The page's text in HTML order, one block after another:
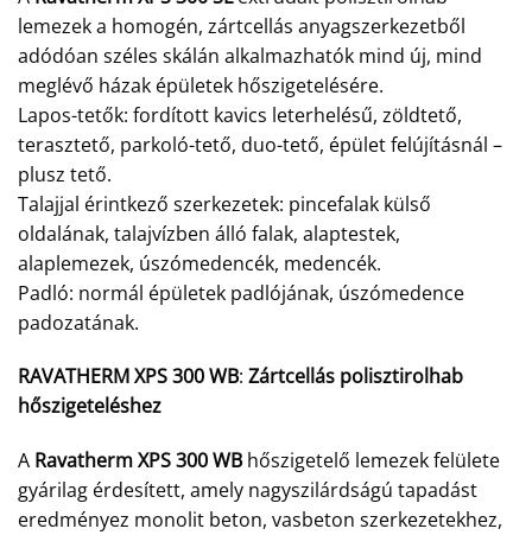
lemezek a homogén, zártcellás anyagszerkezetből
adódóan széles skálán alkalmazhatók mind új, mind
meglévő házak épületek hőszigetelésére.
Lapos-tetők: fordított kavics leterhelésű, zöldtető,
terasztető, parkoló-tető, duo-tető, épület felújításnál –
plusz tető.
Talajjal érintkező szerkezetek: pincefalak külső
oldalának, talajvízben álló falak, alaptestek,
alaplemezek, úszómedencék, medencék.
Padló: normál épületek padlójának, úszómedence
padozatának.
RAVATHERM XPS 300 WB: Zártcellás polisztirolhab
hőszigeteléshez
A Ravatherm XPS 300 WB hőszigetelő lemezek felülete
gyárilag érdesített, amely nagyszilárdságú tapadást
eredményez monolit beton, vasbeton szerkezetekhez,